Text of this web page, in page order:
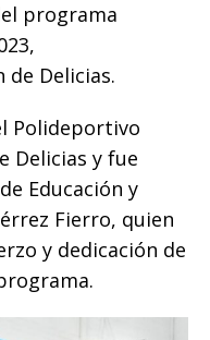
programa
Delicias.
Polideportivo
Delicias y fue
Educación y
Fierro, quien
y dedicación de